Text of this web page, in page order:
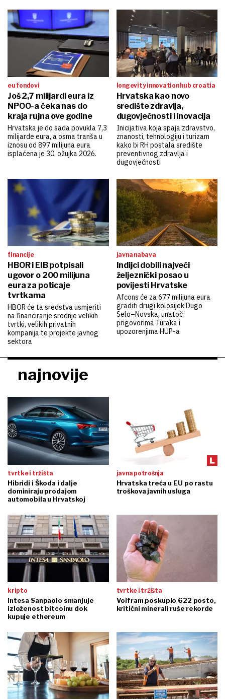
eu fondovi
Još 2,7 milijardi eura iz
NPOO-a čeka nas do
kraja rujna ove godine
Hrvatska je do sada povukla 7,3
milijarde eura, a osma tranša u
iznosu od 897 milijuna eura
isplaćena je 30. ožujka 2026.
longevity innovation hub croatia
Hrvatska kao novo
središte zdravlja,
dugovječnosti i inovacija
Inicijativa koja spaja zdravstvo,
znanosti, tehnologiju i turizam
kako bi RH postala središte
preventivnog zdravlja i
dugovječnosti
financije
HBOR i EIB potpisali
ugovor o 200 milijuna
eura za poticaje
tvrtkama
HBOR će ta sredstva usmjeriti
na financiranje srednje velikih
tvrtki, velikih privatnih
kompanija te projekte javnog
sektora
javna nabava
Indijci dobili najveći
željeznički posao u
povijesti Hrvatske
Afcons će za 677 milijuna eura
graditi drugi kolosijek Dugo
Selo–Novska, unatoč
prigovorima Turaka i
upozorenjima HUP-a
najnovije
tvrtke i tržišta
Hibridi i Škoda i dalje
dominiraju prodajom
automobila u Hrvatskoj
javna potrošnja
Hrvatska treća u EU po rastu
troškova javnih usluga
kripto
Intesa Sanpaolo smanjuje
izloženost bitcoinu dok
kupuje ethereum
tvrtke i tržišta
Volfram poskupio 622 posto,
kritični minerali ruše rekorde